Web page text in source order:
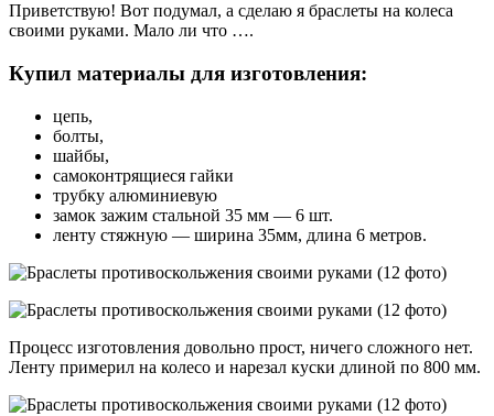
Приветствую! Вот подумал, а сделаю я браслеты на колеса
своими руками. Мало ли что ….
Купил материалы для изготовления:
цепь,
болты,
шайбы,
самоконтрящиеся гайки
трубку алюминиевую
замок зажим стальной 35 мм — 6 шт.
ленту стяжную — ширина 35мм, длина 6 метров.
Процесс изготовления довольно прост, ничего сложного нет.
Ленту примерил на колесо и нарезал куски длиной по 800 мм.